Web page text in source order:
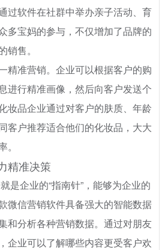
过软件在社群中举办亲子活动、育
多宝妈的参与，不仅增加了品牌的
售。
精准营销。企业可以根据客户的购
进行精准画像，然后向客户发送个
妆品企业通过对客户的肤质、年龄
客户推荐适合他们的化妆品，大大
精准决策
是企业的“指南针”，能够为企业的
微信营销软件具备强大的智能数据
和分析各种营销数据。通过对朋友
企业可以了解哪些内容更受客户欢